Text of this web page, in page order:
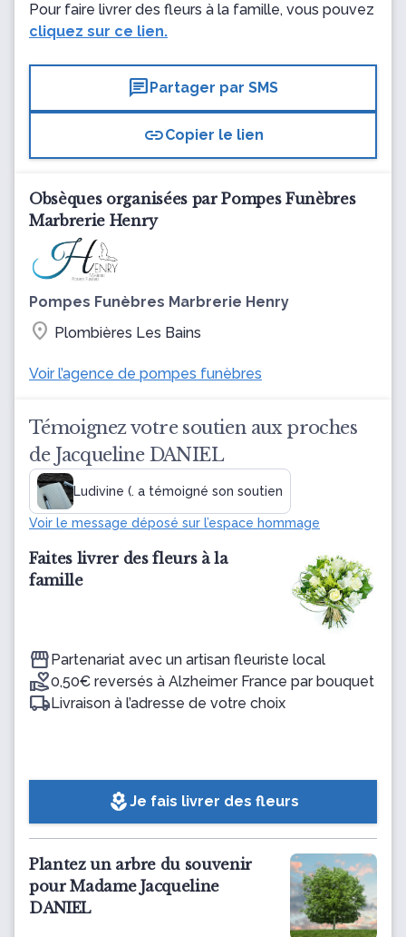
Pour faire livrer des fleurs à la famille, vous pouvez
cliquez sur ce lien.
chatPartager par SMS
linkCopier le lien
Obsèques organisées par Pompes Funèbres
Marbrerie Henry
Pompes Funèbres Marbrerie Henry
Voir l’agence de pompes funèbres
location_on Plombières Les Bains
Témoignez votre soutien aux proches
de Jacqueline DANIEL
Ludivine (. a témoigné son soutien
Voir le message déposé sur l’espace hommage
Faites livrer des fleurs à la
famille
Partenariat avec un artisan fleuriste local
0,50€ reversés à Alzheimer France par bouquet
Livraison à l’adresse de votre choix
local_floristJe fais livrer des fleurs
Plantez un arbre du souvenir
pour Madame Jacqueline
DANIEL